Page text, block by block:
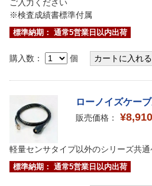
ご入力ください
※検査成績書標準付属
標準納期： 通常5営業日以内出荷
購入数： 個
ローノイズケー
販売価格： ¥8,910
軽量センサタイプ以外のシリーズ共通
標準納期： 通常5営業日以内出荷